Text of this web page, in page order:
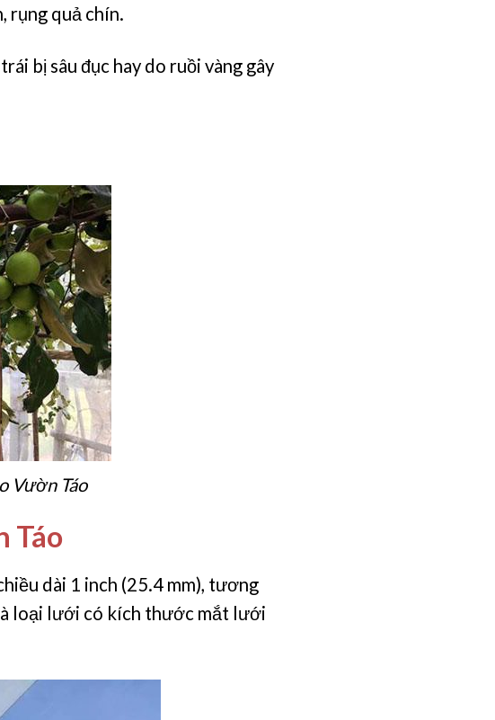
rụng quả chín.
bị sâu đục hay do ruồi vàng gây
Vườn Táo
Táo
dài 1 inch (25.4 mm), tương
loại lưới có kích thước mắt lưới